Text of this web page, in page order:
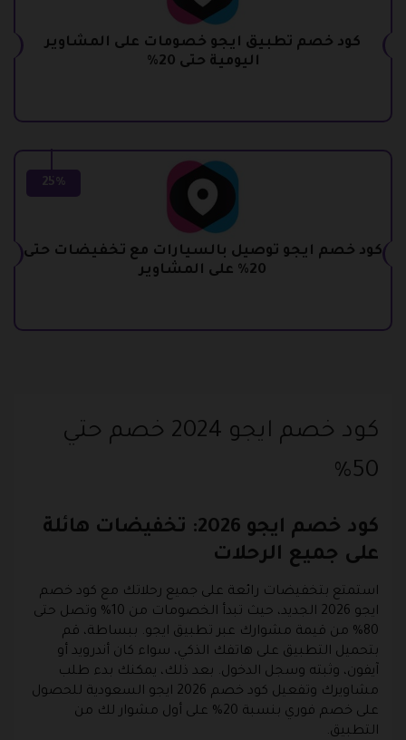
كود خصم تطبيق ايجو خصومات على المشاوير
اليومية حتى 20%
25%
كود خصم ايجو توصيل بالسيارات مع تخفيضات حتى
20% على المشاوير
كود خصم ايجو 2024 خصم حتي
50%
كود خصم ايجو 2026: تخفيضات هائلة
على جميع الرحلات
استمتع بتخفيضات رائعة على جميع رحلاتك مع كود خصم
ايجو 2026 الجديد، حيث تبدأ الخصومات من 10% وتصل حتى
80% من قيمة مشوارك عبر تطبيق ايجو. ببساطة، قم
بتحميل التطبيق على هاتفك الذكي، سواء كان أندرويد أو
آيفون، وثبته وسجل الدخول. بعد ذلك، يمكنك بدء طلب
مشاويرك وتفعيل كود خصم 2026 ايجو السعودية للحصول
على خصم فوري بنسبة 20% على أول مشوار لك من
التطبيق.